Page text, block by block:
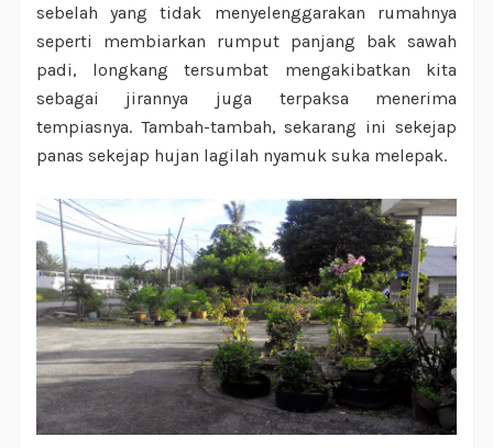
sebelah yang tidak menyelenggarakan rumahnya
seperti membiarkan rumput panjang bak sawah
padi, longkang tersumbat mengakibatkan kita
sebagai jirannya juga terpaksa menerima
tempiasnya. Tambah-tambah, sekarang ini sekejap
panas sekejap hujan lagilah nyamuk suka melepak.